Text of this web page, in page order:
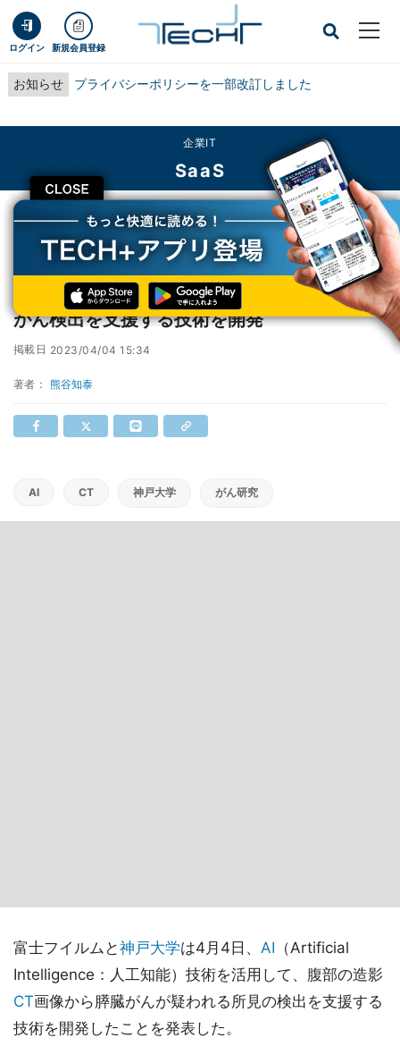
ログイン 新規会員登録
お知らせ プライバシーポリシーを一部改訂しました
CLOSE
企業IT
SaaS
TECH+ 企業IT
SaaS
富士フイルムなど、AIで造影CT画像から膵臓がん検出を支援する技術を開発
富士フイルムなど、AIで造影CT画像から膵臓
がん検出を支援する技術を開発
掲載日 2023/04/04 15:34
著者： 熊谷知泰
AI CT 神戸大学 がん研究
富士フイルムと神戸大学は4月4日、 AI （Artificial
Intelligence：人工知能）技術を活用して、腹部の造影
CT画像から膵臓がんが疑われる所見の検出を支援する
技術を開発したことを発表した。